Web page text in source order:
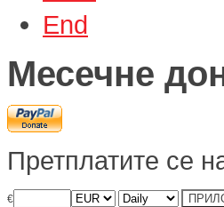
End
Месечне
Претплатите се
€